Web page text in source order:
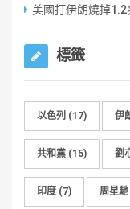
美國打伊朗燒掉
標籤
以色列 (17) 伊
共和黨 (15) 劉
印度 (7) 周星馳